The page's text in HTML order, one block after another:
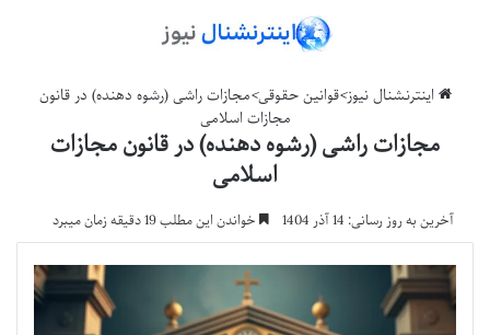
اینترنشنال نیوز>قوانین حقوقی>مجازات راشی (رشوه دهنده) در قانون
مجازات اسلامی
مجازات راشی (رشوه دهنده) در قانون مجازات
اسلامی
آخرین به روز رسانی: 14 آذر 1404 خواندن این مطلب 19 دقیقه زمان میبرد